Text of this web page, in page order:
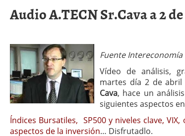
por SIFX
Qué es una acción infravalorada y
noviembre 30, 2024
Entendiendo los ETF de Bitcoin
Dividend Kings: empresas que
noviembre 12, 2024
Descubre RealAdvisor: Una
inmobiliarias septiembre 23, 2024
Audio A.TECN Sr.Cava a 2
Fuente Intereconomía
Vídeo de análisis,
martes día 2 de
Cava, hace un
siguientes aspectos
Índices Bursatiles, SP500 y niveles clave,
aspectos de la inversión… Disfrutadlo.